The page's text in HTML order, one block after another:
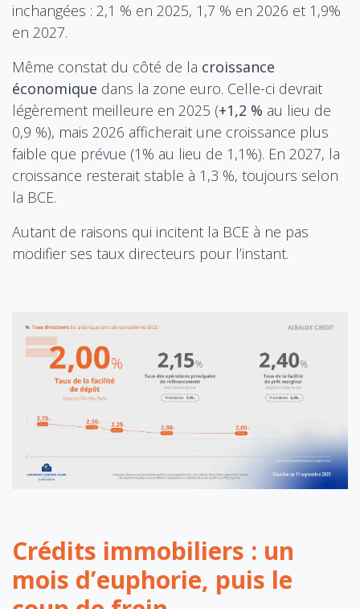
inchangées : 2,1 % en 2025, 1,7 % en 2026 et 1,9%
en 2027.
Même constat du côté de la croissance
économique dans la zone euro. Celle-ci devrait
légèrement meilleure en 2025 (+1,2 % au lieu de
0,9 %), mais 2026 afficherait une croissance plus
faible que prévue (1% au lieu de 1,1%). En 2027, la
croissance resterait stable à 1,3 %, toujours selon
la BCE.
Autant de raisons qui incitent la BCE à ne pas
modifier ses taux directeurs pour l’instant.
Crédits immobiliers : un
mois d’euphorie, puis le